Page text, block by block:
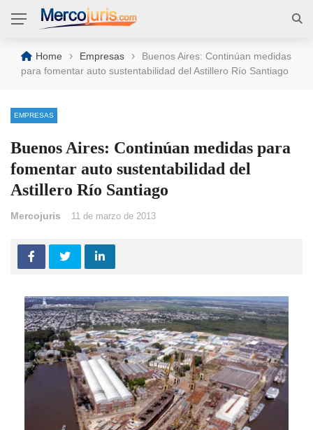
Home › Empresas ›
Buenos Aires: Continúan medidas
para fomentar auto sustentabilidad del Astillero Río Santiago
EMPRESAS
Buenos Aires: Continúan medidas para
fomentar auto sustentabilidad del
Astillero Río Santiago
Mercojuris 11 de marzo de 2013